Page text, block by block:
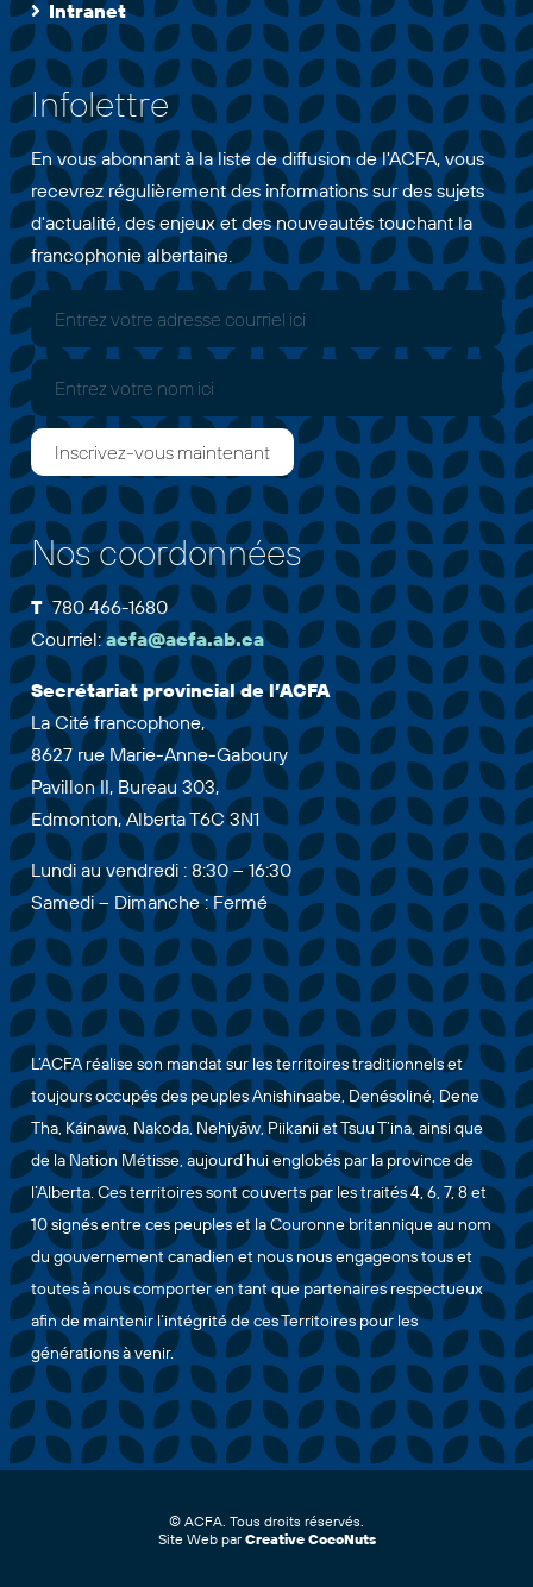
Intranet
Infolettre
En vous abonnant à la liste de diffusion de l'ACFA, vous
recevrez régulièrement des informations sur des sujets
d'actualité, des enjeux et des nouveautés touchant la
francophonie albertaine.
Nos coordonnées
T 780 466-1680
Courriel:acfa@acfa.ab.ca
Secrétariat provincial de l’ACFA
La Cité francophone,
8627 rue Marie-Anne-Gaboury
Pavillon II, Bureau 303,
Edmonton, Alberta T6C 3N1
Lundi au vendredi : 8:30 – 16:30
Samedi – Dimanche : Fermé
L’ACFA réalise son mandat sur les territoires traditionnels et
toujours occupés des peuples Anishinaabe, Denésoliné, Dene
Tha, Káinawa, Nakoda, Nehiyāw, Piikanii et Tsuu T’ina, ainsi que
de la Nation Métisse, aujourd’hui englobés par la province de
l’Alberta. Ces territoires sont couverts par les traités 4, 6, 7, 8 et
10 signés entre ces peuples et la Couronne britannique au nom
du gouvernement canadien et nous nous engageons tous et
toutes à nous comporter en tant que partenaires respectueux
afin de maintenir l’intégrité de ces Territoires pour les
générations à venir.
© ACFA. Tous droits réservés.
Site Web par Creative CocoNuts